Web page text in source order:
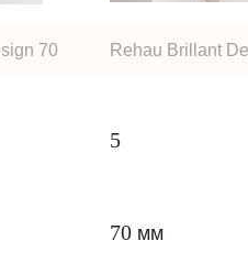
70 Rehau Brillant
5
70 мм